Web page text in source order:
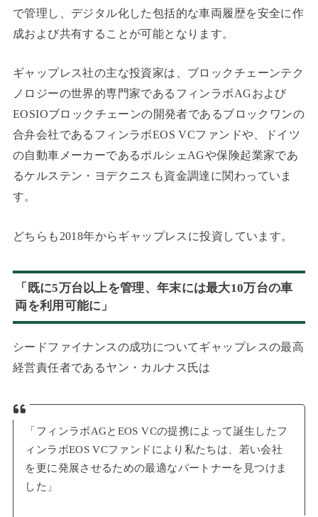
で管理し、デジタル化した包括的な車両履歴を安全に作
成および共有することが可能となります。
ギャップレス社の主な投資家は、ブロックチェーンテク
ノロジーの世界的専門家であるフィンラボAGおよび
EOSIOブロックチェーンの開発者であるブロックワンの
合弁会社であるフィンラボEOS VCファンドや、ドイツ
の自動車メーカーであるポルシェAGや保険起業家であ
るケルステン・ヨデクニスも資金調達に関わっていま
す。
どちらも2018年からギャップレスに投資しています。
「既に5万台以上を管理、年末には最大10万台の車
両を利用可能に」
シードファイナンスの成功についてギャップレスの最高
経営責任者であるヤン・カルナス氏は
「フィンラボAGとEOS VCの提携によって誕生したフ
ィンラボEOS VCファンドにより私たちは、若い会社
を更に発展させるための最適なパートナーを見つけま
した」